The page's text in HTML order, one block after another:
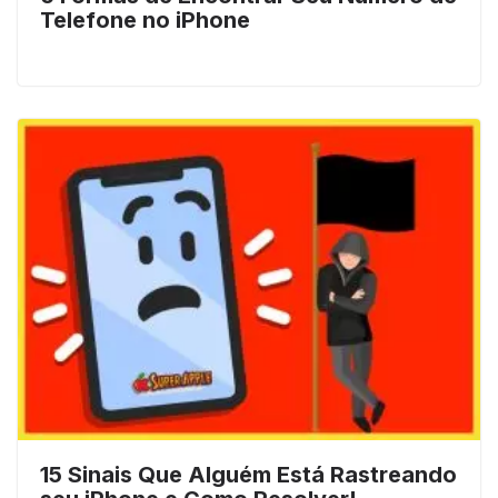
Telefone no iPhone
15 Sinais Que Alguém Está Rastreando